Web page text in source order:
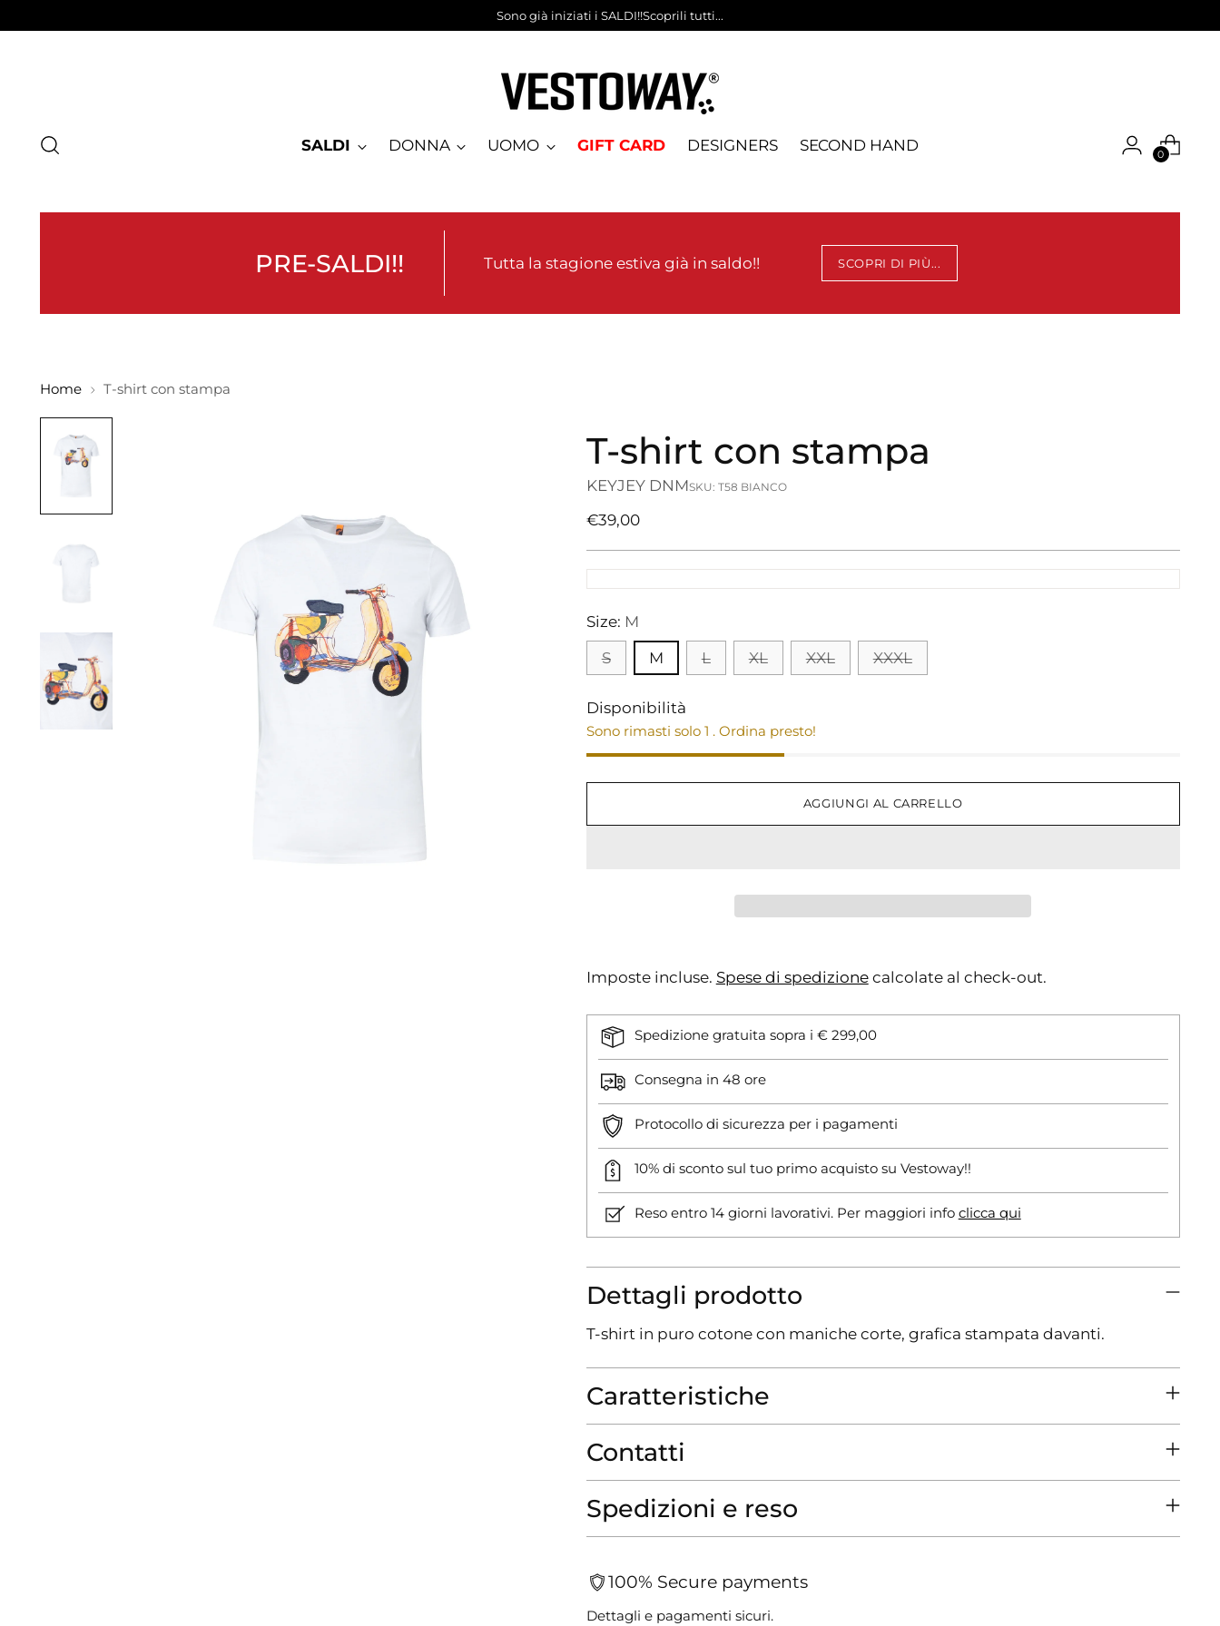
Sono già iniziati i SALDI!!Scoprili tutti...
SALDI DONNA UOMO GIFT CARD DESIGNERS SECOND HAND
0
PRE-SALDI!! Tutta la stagione estiva già in saldo!! SCOPRI DI PIÙ...
Home T-shirt con stampa
T-shirt con stampa
KEYJEY DNMSKU: T58 BIANCO
Prezzo
€39,00
Size: M
S
M L XL XXL XXXL
Disponibilità
Sono rimasti solo 1 . Ordina presto!
AGGIUNGI AL CARRELLO
Imposte incluse. Spese di spedizionecalcolate al check-out.
Spedizione gratuita sopra i € 299,00
Consegna in 48 ore
Protocollo di sicurezza per i pagamenti
10% di sconto sul tuo primo acquisto su Vestoway!!
Reso entro 14 giorni lavorativi. Per maggiori info clicca qui
Dettagli prodotto
T-shirt in puro cotone con maniche corte, grafica stampata davanti.
Caratteristiche
Contatti
Spedizioni e reso
100% Secure payments
Dettagli e pagamenti sicuri.